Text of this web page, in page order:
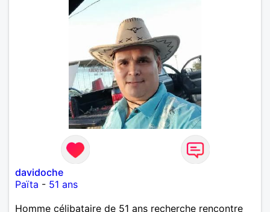
davidoche
Païta - 51 ans
Homme célibataire de 51 ans recherche rencontre